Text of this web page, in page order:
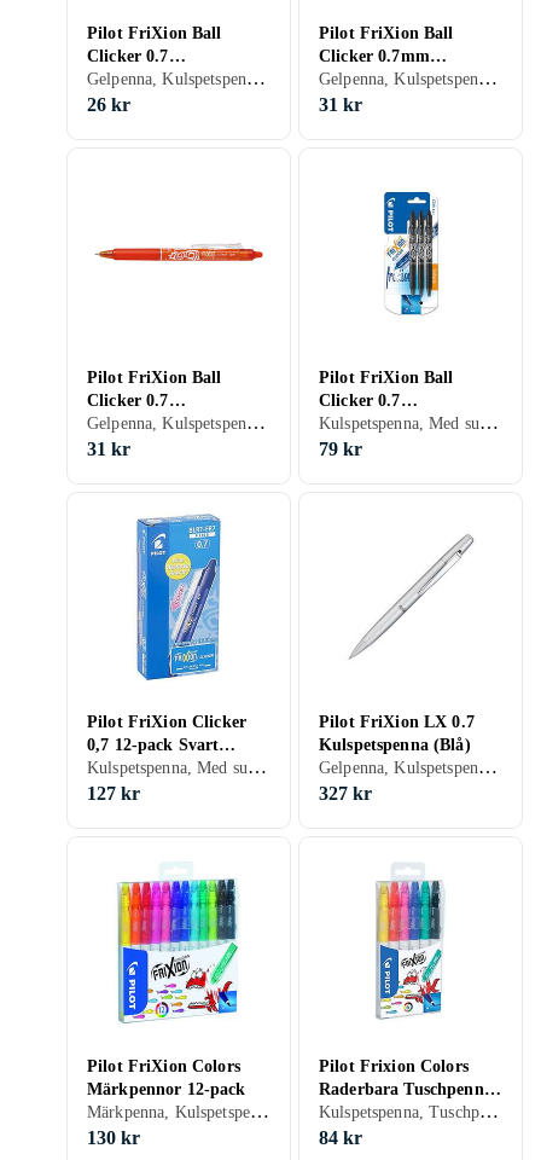
Pilot FriXion Ball
Clicker 0.7
Kulspetspenna (Röd)Gelpenna, Kulspetspenna, Med suddgummi, Röd
26 kr
Pilot FriXion Ball
Clicker 0.7mm
Kuggspetspenna
(Ljusgrön)
Gelpenna, Kulspetspenna, Med suddgummi, Grön
31 kr
Pilot FriXion Ball
Clicker 0.7
Kulspetspenna (Orange)
Gelpenna, Kulspetspenna, Med suddgummi, Orange
31 kr
Pilot FriXion Ball
Clicker 0.7
Kulspetspennor (Svart)
3-pack
Kulspetspenna, Med suddgummi, Svart, Blå, Röd
79 kr
Pilot FriXion Clicker
0,7 12-pack Svart
BLACK
Kulspetspenna, Med suddgummi, Svart
127 kr
Pilot FriXion LX 0.7
Kulspetspenna (Blå)
Gelpenna, Kulspetspenna, Med suddgummi, Svart, Silver, Blå, Röd, Orange, Guld, Grön
327 kr
Pilot FriXion Colors
Märkpennor 12-pack
Märkpenna, Kulspetspenna, Tuschpenna, Med suddgummi, Svart, Blå, Röd, Gul, Orange, Grön, Rosa, Lila
130 kr
Pilot Frixion Colors
Raderbara Tuschpennor
6-pack
Kulspetspenna, Tuschpenna, Med suddgummi, Svart, Blå, Röd, Gul, Grön, Rosa
84 kr